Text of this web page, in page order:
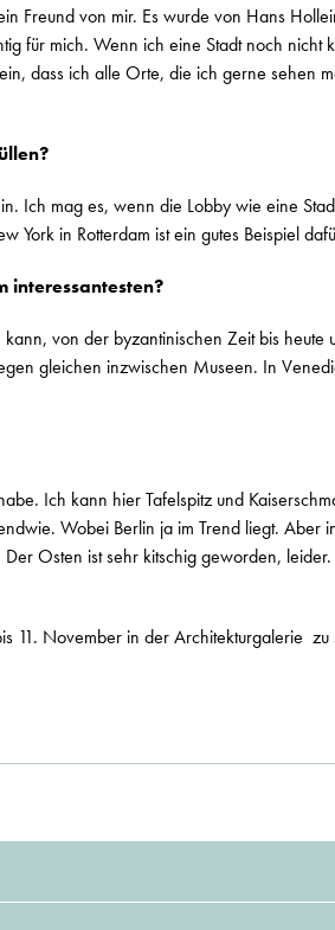
Freund von mir. Es wurde von Hans
für mich. Wenn ich eine Stadt noch nicht
dass ich alle Orte, die ich gerne sehen
Ich mag es, wenn die Lobby wie eine
York in Rotterdam ist ein gutes Beispiel
interessantesten?
von der byzantinischen Zeit bis heute
gleichen inzwischen Museen. In
Ich kann hier Tafelspitz und
Wobei Berlin ja im Trend liegt. Aber
Osten ist sehr kitschig geworden, leider.
11. November in der Architekturgalerie zu